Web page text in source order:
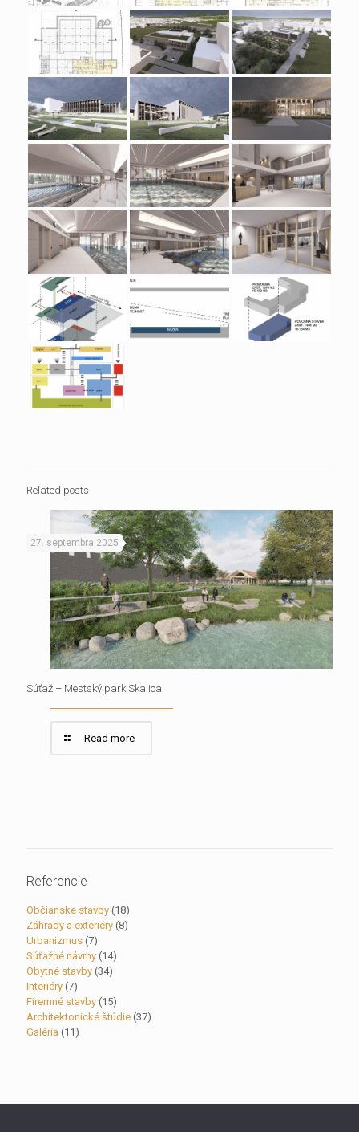
Related posts
27. septembra 2025
Súťaž – Mestský park Skalica
Read more
Referencie
Občianske stavby (18)
Záhrady a exteriéry (8)
Urbanizmus (7)
Súťažné návrhy (14)
Obytné stavby (34)
Interiéry (7)
Firemné stavby (15)
Architektonické štúdie (37)
Galéria (11)